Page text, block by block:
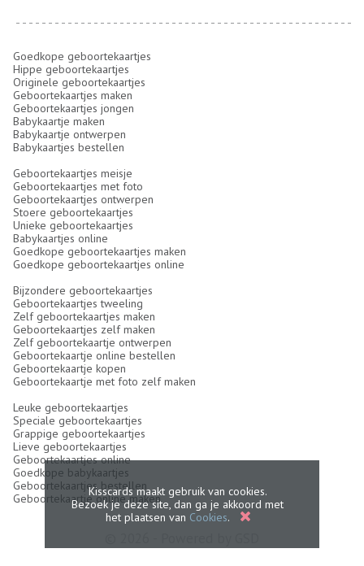
Goedkope geboortekaartjes
Hippe geboortekaartjes
Originele geboortekaartjes
Geboortekaartjes maken
Geboortekaartjes jongen
Babykaartje maken
Babykaartje ontwerpen
Babykaartjes bestellen
Geboortekaartjes meisje
Geboortekaartjes met foto
Geboortekaartjes ontwerpen
Stoere geboortekaartjes
Unieke geboortekaartjes
Babykaartjes online
Goedkope geboortekaartjes maken
Goedkope geboortekaartjes online
Bijzondere geboortekaartjes
Geboortekaartjes tweeling
Zelf geboortekaartjes maken
Geboortekaartjes zelf maken
Zelf geboortekaartje ontwerpen
Geboortekaartje online bestellen
Geboortekaartje kopen
Geboortekaartje met foto zelf maken
Leuke geboortekaartjes
Speciale geboortekaartjes
Grappige geboortekaartjes
Lieve geboortekaartjes
Geboortekaartjes online
Goedkope babykaartjes
Geboortekaartjes bestellen
Geboortekaartje online makenKisscards maakt gebruik van cookies.
Bezoek je deze site, dan ga je akkoord met
het plaatsen van Cookies.